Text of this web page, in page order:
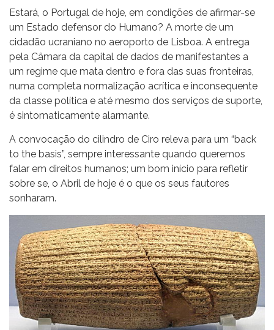
Estará, o Portugal de hoje, em condições de afirmar-se
um Estado defensor do Humano? A morte de um
cidadão ucraniano no aeroporto de Lisboa. A entrega
pela Câmara da capital de dados de manifestantes a
um regime que mata dentro e fora das suas fronteiras,
numa completa normalização acrítica e inconsequente
da classe política e até mesmo dos serviços de suporte,
é sintomaticamente alarmante.
A convocação do cilindro de Ciro releva para um “back
to the basis”, sempre interessante quando queremos
falar em direitos humanos; um bom início para refletir
sobre se, o Abril de hoje é o que os seus fautores
sonharam.